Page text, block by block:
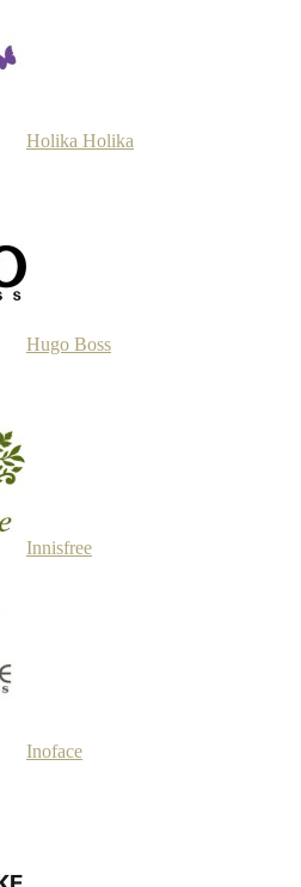
Holika Holika
Hugo Boss
Innisfree
Inoface